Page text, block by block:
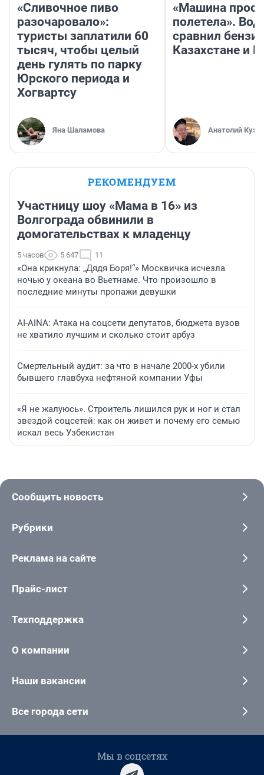
«Сливочное пиво
разочаровало»:
туристы заплатили 60
тысяч, чтобы целый
день гулять по парку
Юрского периода и
Хогвартсу
Яна Шаламова
«Машина
полетела».
сравнил
Казахстане и
Анатолий
РЕКОМЕНДУЕМ
Участницу шоу «Мама в 16» из
Волгограда обвинили в
домогательствах к младенцу
5 часов 5 647 11
«Она крикнула: „Дядя Боря!“» Москвичка исчезла
ночью у океана во Вьетнаме. Что произошло в
последние минуты пропажи девушки
AI-AINA: Атака на соцсети депутатов, бюджета вузов
не хватило лучшим и сколько стоит арбуз
Смертельный аудит: за что в начале 2000-х убили
бывшего главбуха нефтяной компании Уфы
«Я не жалуюсь». Строитель лишился рук и ног и стал
звездой соцсетей: как он живет и почему его семью
искал весь Узбекистан
Сообщить новость
Рубрики
Реклама на сайте
Прайс-лист
Техподдержка
О компании
Наши вакансии
Все города сети
Мы в соцсетях